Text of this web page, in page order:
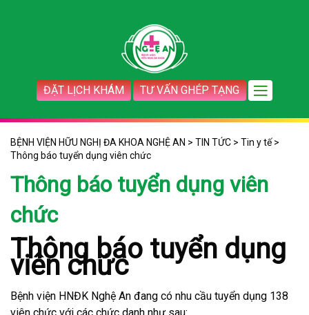
ĐẶT LỊCH KHÁM TƯ VẤN GHÉP TẠNG
BỆNH VIỆN HỮU NGHỊ ĐA KHOA NGHỆ AN > TIN TỨC > Tin y tế>
Thông báo tuyển dụng viên chức
Thông báo tuyển dụng viên
chức
Thông báo tuyển dụng
viên chức
Bệnh viện HNĐK Nghệ An đang có nhu cầu tuyển dụng 138